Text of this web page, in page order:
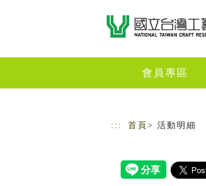
會員專區
::: 首頁 > 活動明細